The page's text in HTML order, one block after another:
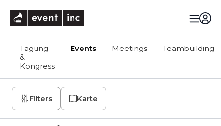
Tagung
&
Kongress
Events Meetings Teambuilding
Filters Karte